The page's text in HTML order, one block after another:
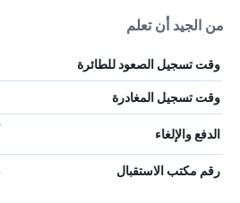
من الجيد أن تعلم
وقت تسجيل الصعود للطائرة
وقت تسجيل المغادرة
الدفع والإلغاء
رقم مكتب الاستقبال